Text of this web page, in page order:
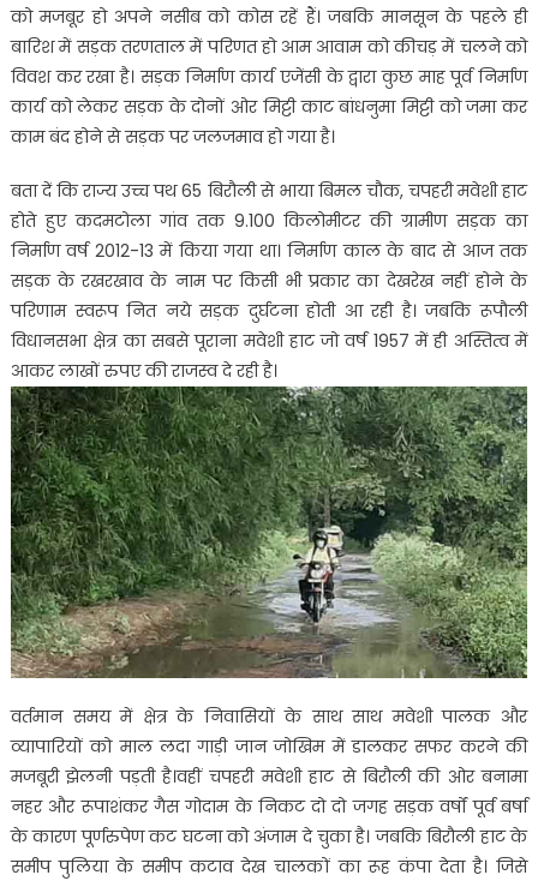
को मजबूर हो अपने नसीब को कोस रहें हैं। जबकि मानसून के पहले ही
बारिश में सड़क तरणताल में परिणत हो आम आवाम को कीचड़ में चलने को
विवश कर रखा है। सड़क निर्माण कार्य एजेंसी के द्वारा कुछ माह पूर्व निर्माण
कार्य को लेकर सड़क के दोनों ओर मिट्टी काट बांधनुमा मिट्टी को जमा कर
काम बंद होने से सड़क पर जलजमाव हो गया है।
बता दें कि राज्य उच्च पथ 65 बिरौली से भाया बिमल चौक, चपहरी मवेशी हाट
होते हुए कदमटोला गांव तक 9.100 किलोमीटर की ग्रामीण सड़क का
निर्माण वर्ष 2012-13 में किया गया था। निर्माण काल के बाद से आज तक
सड़क के रखरखाव के नाम पर किसी भी प्रकार का देखरेख नहीं होने के
परिणाम स्वरूप नित नये सड़क दुर्घटना होती आ रही है। जबकि रूपौली
विधानसभा क्षेत्र का सबसे पूराना मवेशी हाट जो वर्ष 1957 में ही अस्तित्व में
आकर लाखों रुपए की राजस्व दे रही है।
वर्तमान समय में क्षेत्र के निवासियों के साथ साथ मवेशी पालक और
व्यापारियों को माल लदा गाड़ी जान जोखिम में डालकर सफर करने की
मजबूरी झेलनी पड़ती है।वहीं चपहरी मवेशी हाट से बिरौली की ओर बनामा
नहर और रूपाशंकर गैस गोदाम के निकट दो दो जगह सड़क वर्षों पूर्व बर्षा
के कारण पूर्णरुपेण कट घटना को अंजाम दे चुका है। जबकि बिरौली हाट के
समीप पुलिया के समीप कटाव देख चालकों का रूह कंपा देता है। जिसे